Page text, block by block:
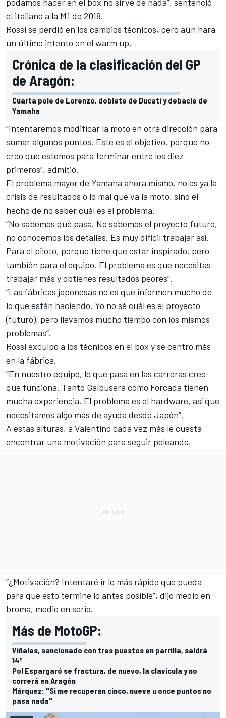
el italiano a la M1 de 2018.
Rossi se perdió en los cambios técnicos, pero aún hará
un último intento en el warm up.
Crónica de la clasificación del GP
de Aragón:
Cuarta pole de Lorenzo, doblete de Ducati y debacle de
Yamaha
“Intentaremos modificar la moto en otra dirección para
sumar algunos puntos. Este es el objetivo, porque no
creo que estemos para terminar entre los diez
primeros”, admitió.
El problema mayor de Yamaha ahora mismo, no es ya la
crisis de resultados o lo mal que va la moto, sino el
hecho de no saber cuál es el problema.
“No sabemos qué pasa. No sabemos el proyecto futuro,
no conocemos los detalles. Es muy difícil trabajar así.
Para el piloto, porque tiene que estar inspirado, pero
también para el equipo. El problema es que necesitas
trabajar más y obtienes resultados peores”.
“Las fábricas japonesas no es que informen mucho de
lo que están haciendo. Yo no sé cuál es el proyecto
(futuro), pero llevamos mucho tiempo con los mismos
problemas”.
Rossi exculpó a los técnicos en el box y se centro más
en la fábrica.
“En nuestro equipo, lo que pasa en las carreras creo
que funciona. Tanto Galbusera como Forcada tienen
mucha experiencia. El problema es el hardware, así que
necesitamos algo más de ayuda desde Japón”.
A estas alturas, a Valentino cada vez más le cuesta
encontrar una motivación para seguir peleando.
“¿Motivación? Intentaré ir lo más rápido que pueda
para que esto termine lo antes posible”, dijo medio en
broma, medio en serio.
Más de MotoGP:
Viñales, sancionado con tres puestos en parrilla, saldrá
14º
Pol Espargaró se fractura, de nuevo, la clavícula y no
correrá en Aragón
Márquez: "Si me recuperan cinco, nueve u once puntos no
pasa nada"